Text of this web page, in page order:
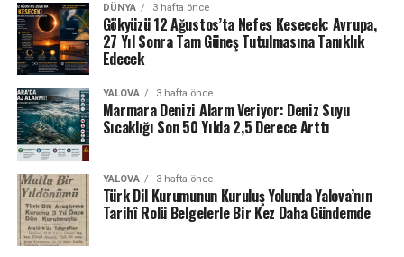
DÜNYA 3 hafta önce
Gökyüzü 12 Ağustos’ta Nefes Kesecek: Avrupa,
27 Yıl Sonra Tam Güneş Tutulmasına Tanıklık
Edecek
YALOVA 3 hafta önce
Marmara Denizi Alarm Veriyor: Deniz Suyu
Sıcaklığı Son 50 Yılda 2,5 Derece Arttı
YALOVA 3 hafta önce
Türk Dil Kurumunun Kuruluş Yolunda Yalova’nın
Tarihî Rolü Belgelerle Bir Kez Daha Gündemde